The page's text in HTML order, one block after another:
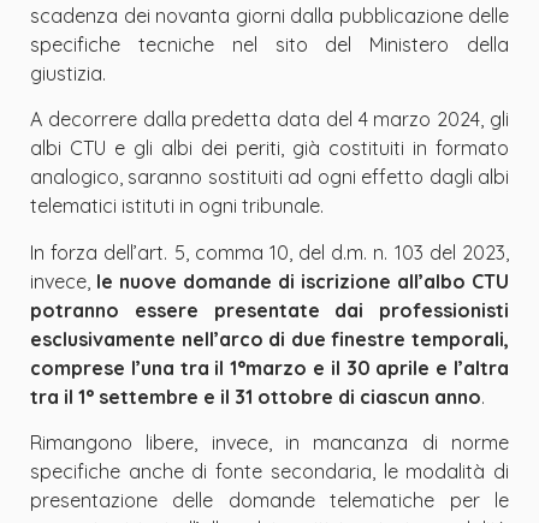
scadenza dei novanta giorni dalla pubblicazione delle
specifiche tecniche nel sito del Ministero della
giustizia.
A decorrere dalla predetta data del 4 marzo 2024, gli
albi CTU e gli albi dei periti, già costituiti in formato
analogico, saranno sostituiti ad ogni effetto dagli albi
telematici istituti in ogni tribunale.
In forza dell’art. 5, comma 10, del d.m. n. 103 del 2023,
invece, le nuove domande di iscrizione all’albo CTU
potranno essere presentate dai professionisti
esclusivamente nell’arco di due finestre temporali,
comprese l’una tra il 1°marzo e il 30 aprile e l’altra
tra il 1° settembre e il 31 ottobre di ciascun anno.
Rimangono libere, invece, in mancanza di norme
specifiche anche di fonte secondaria, le modalità di
presentazione delle domande telematiche per le